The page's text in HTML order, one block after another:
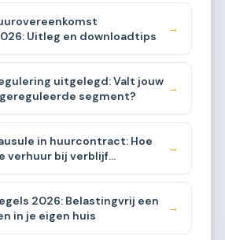
Uitleg en downloadtips
→
uitgelegd: Valt jouw
segment?
→
in huurcontract: Hoe
verhuur bij verblijf
→
2026: Belastingvrij een
in je eigen huis
→